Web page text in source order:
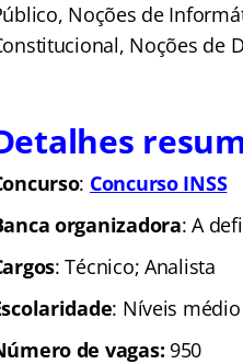
Noções de
Noções de
: Concurso INSS
organizadora: A
: Técnico; Analista
: Níveis
de vagas: 950